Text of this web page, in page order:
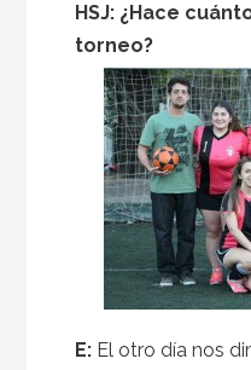
HSJ: ¿Hace
torneo?
E: El otro día nos